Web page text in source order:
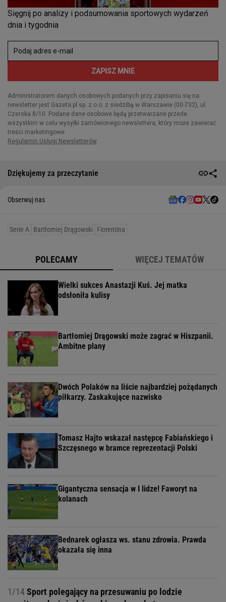
Dziękujemy za przeczytanie
Obserwuj nas
Serie A Bartłomiej Drągowski Fiorentina
POLECAMY WIĘCEJ TEMATÓW
Wielki sukces Anastazji Kuś. Jej matka
odsłoniła kulisy
Bartłomiej Drągowski może zagrać w Hiszpanii.
Ambitne plany
Dwóch Polaków na liście najbardziej pożądanych
piłkarzy. Zaskakujące nazwisko
Tomasz Hajto wskazał następcę Fabiańskiego i
Szczęsnego w bramce reprezentacji Polski
Gigantyczna sensacja w I lidze! Faworyt na
kolanach
Bednarek ogłasza ws. stanu zdrowia. Prawda
okazała się inna
1/14Sport polegający na przesuwaniu po lodzie